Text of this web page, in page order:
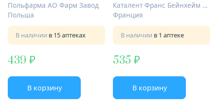
Польфарма АО Фарм Завод
Польша
В наличии в 15 аптеках
439
В корзину
Каталент Франс Бейнхейм СА
Франция
В наличии в 1 аптеке
535
В корзину